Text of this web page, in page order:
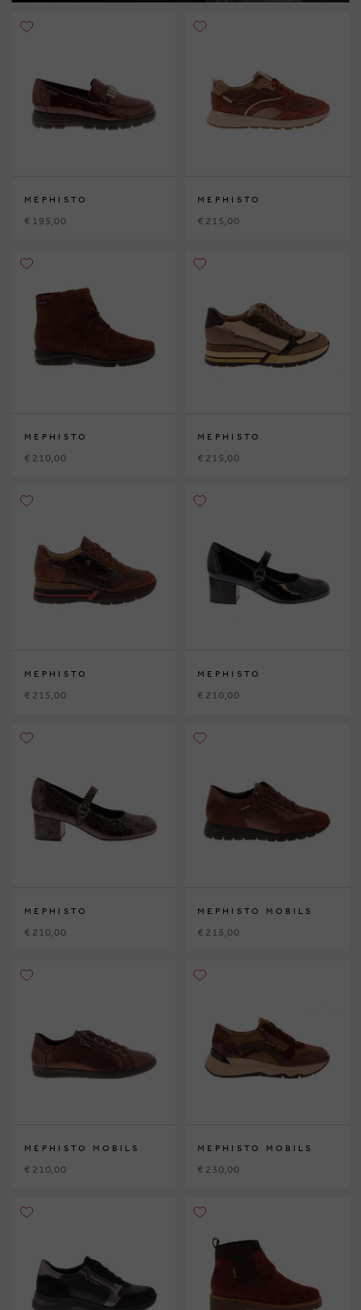
MEPHISTO
€ 195,00
MEPHISTO
€ 215,00
MEPHISTO
€ 210,00
MEPHISTO
€ 215,00
MEPHISTO
€ 215,00
MEPHISTO
€ 210,00
MEPHISTO
€ 210,00
MEPHISTO MOBILS
€ 215,00
MEPHISTO MOBILS
€ 210,00
MEPHISTO MOBILS
€ 230,00